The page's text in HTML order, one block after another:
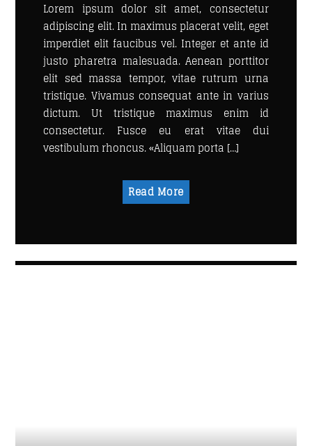
UPCOMING SHOWS
FASHION VICTIMS
21:00 22:00
LINEA DE FONDO
SATURDAY NIGHT CHART
Lorem ipsum dolor sit amet, consectetur
adipiscing elit. In maximus placerat velit, eget
imperdiet elit faucibus vel. Integer et ante id
justo pharetra malesuada. Aenean porttitor
elit sed massa tempor, vitae rutrum urna
tristique. Vivamus consequat ante in varius
dictum. Ut tristique maximus enim id
consectetur. Fusce eu erat vitae dui
vestibulum rhoncus. «Aliquam porta […]
Read More